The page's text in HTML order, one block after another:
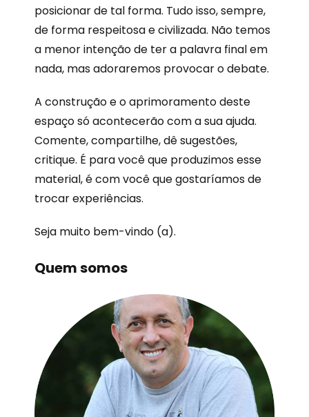
posicionar de tal forma. Tudo isso, sempre,
de forma respeitosa e civilizada. Não temos
a menor intenção de ter a palavra final em
nada, mas adoraremos provocar o debate.
A construção e o aprimoramento deste
espaço só acontecerão com a sua ajuda.
Comente, compartilhe, dê sugestões,
critique. É para você que produzimos esse
material, é com você que gostaríamos de
trocar experiências.
Seja muito bem-vindo (a).
Quem somos